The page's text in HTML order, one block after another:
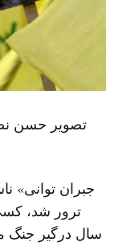
تصویر حسن
ترور شد،
سال درگیر جنگ